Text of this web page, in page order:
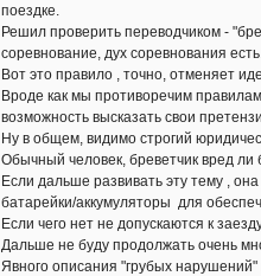
поездке.
Решил проверить переводчиком -
соревнование, дух соревнования
Вот это правило , точно, отменяет
Вроде как мы противоречим
возможность высказать свои
Ну в общем, видимо строгий
Обычный человек, бреветчик вред ли
Если дальше развивать эту тему ,
батарейки/аккумуляторы для
Если чего нет не допускаются к
Дальше не буду продолжать очень
Явного описания "грубых нарушений"